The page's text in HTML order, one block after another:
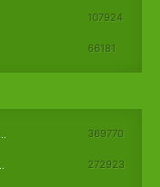
107924
66181
369770
272923